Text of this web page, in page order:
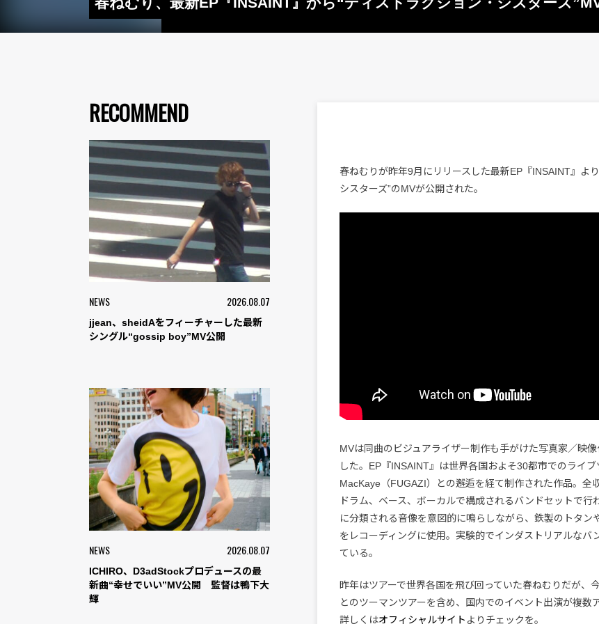
RECOMMEND
NEWS 2026.08.07
jjean、sheidAをフィーチャーした最新
シングル“gossip boy”MV公開
NEWS 2026.08.07
ICHIRO、D3adStockプロデュースの最
新曲“幸せでいい”MV公開 監督は鴨下大
輝
春ねむりが昨年9月にリリースした最新EP『INSAINT』よ
シスターズ”のMVが公開された。
MVは同曲のビジュアライザー制作も手がけた写真家／映
した。EP『INSAINT』は世界各国およそ30都市でのライブ
MacKaye（FUGAZI）との邂逅を経て制作された作品。全
ドラム、ベース、ボーカルで構成されるバンドセットで行
に分類される音像を意図的に鳴らしながら、鉄製のトタン
をレコーディングに使用。実験的でインダストリアルなバ
ている。
昨年はツアーで世界各国を飛び回っていた春ねむりだが、
とのツーマンツアーを含め、国内でのイベント出演が複数
詳しくはオフィシャルサイト よりチェックを。